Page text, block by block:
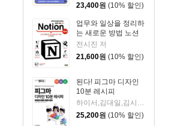
23,400원 (10% 할인)
업무와 일상을 정리하
는 새로운 방법 노션
전시진 저
21,600원 (10% 할인)
된다! 피그마 디자인
10분 레시피
하이서,김대일,김시원,최유빈 저
25,200원 (10% 할인)